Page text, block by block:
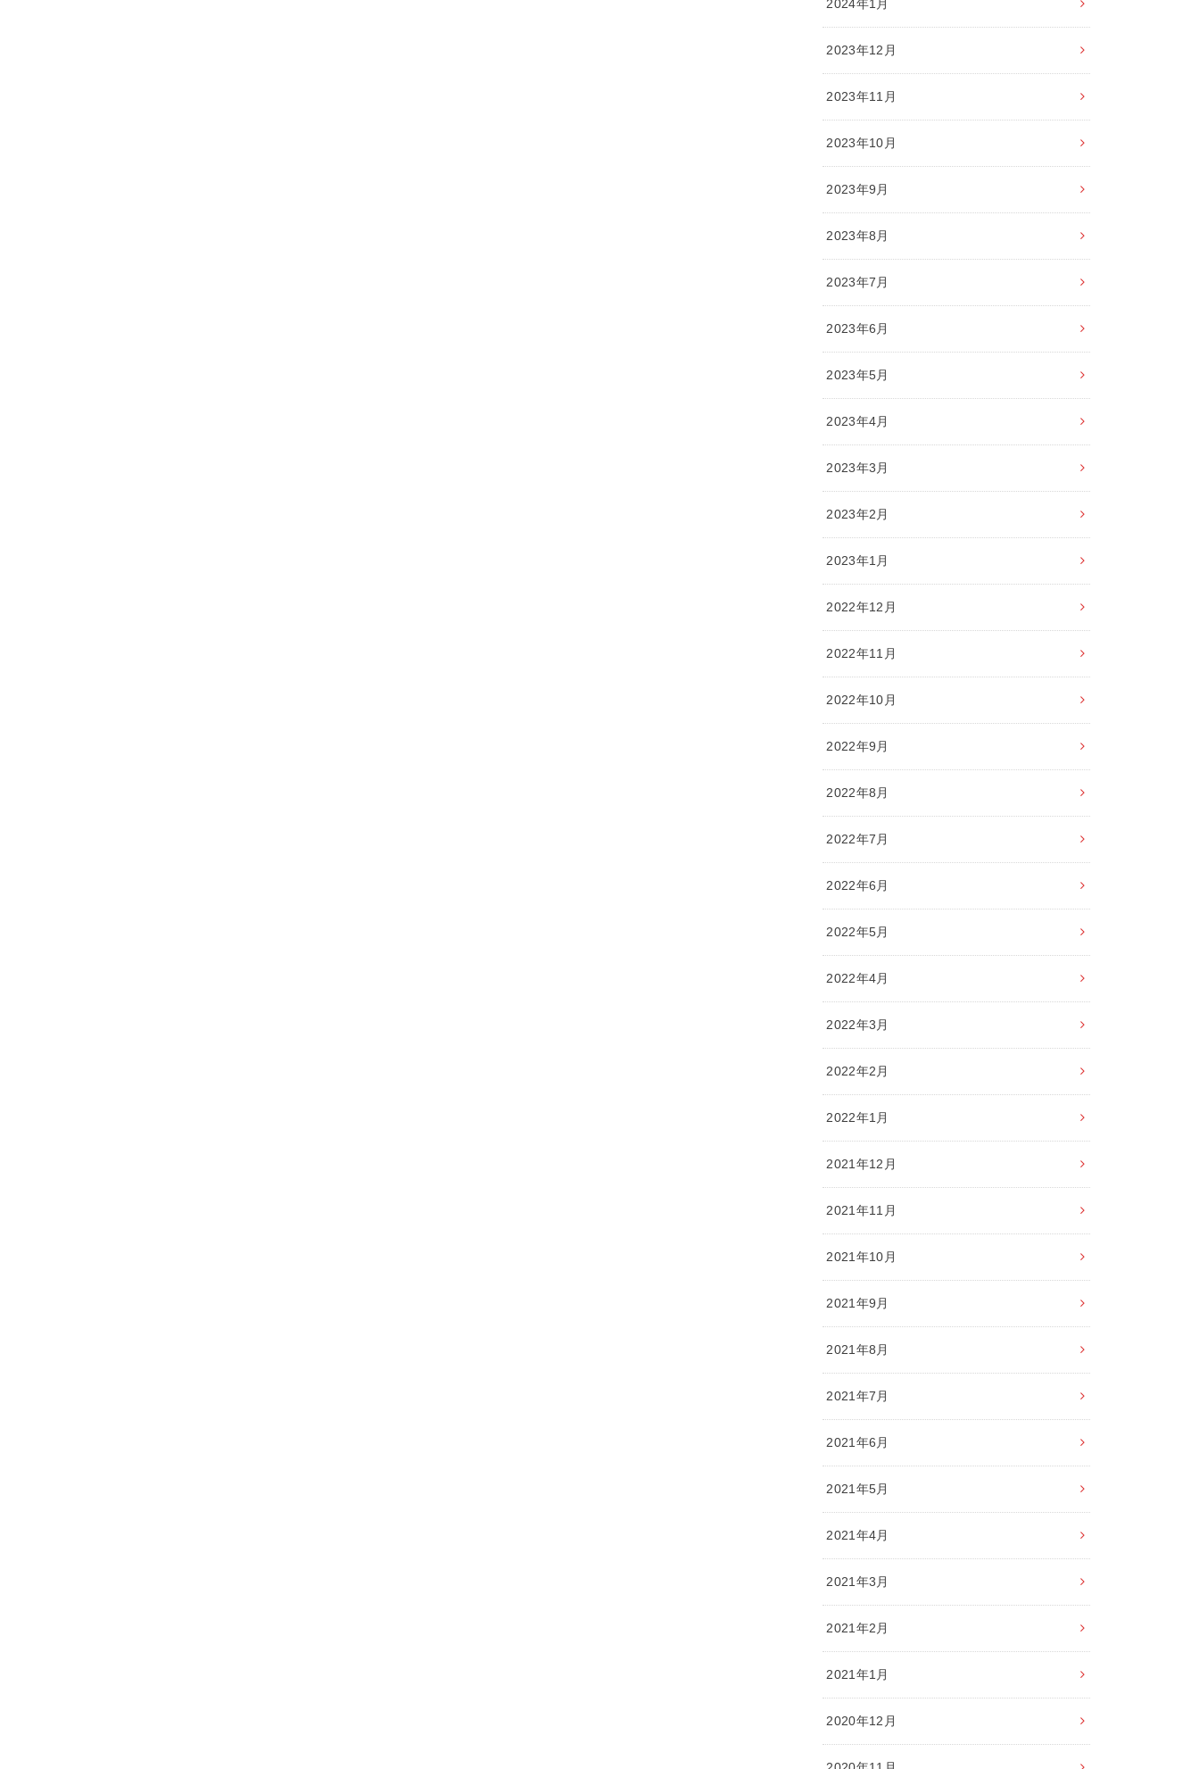
2024年1月
2023年12月
2023年11月
2023年10月
2023年9月
2023年8月
2023年7月
2023年6月
2023年5月
2023年4月
2023年3月
2023年2月
2023年1月
2022年12月
2022年11月
2022年10月
2022年9月
2022年8月
2022年7月
2022年6月
2022年5月
2022年4月
2022年3月
2022年2月
2022年1月
2021年12月
2021年11月
2021年10月
2021年9月
2021年8月
2021年7月
2021年6月
2021年5月
2021年4月
2021年3月
2021年2月
2021年1月
2020年12月